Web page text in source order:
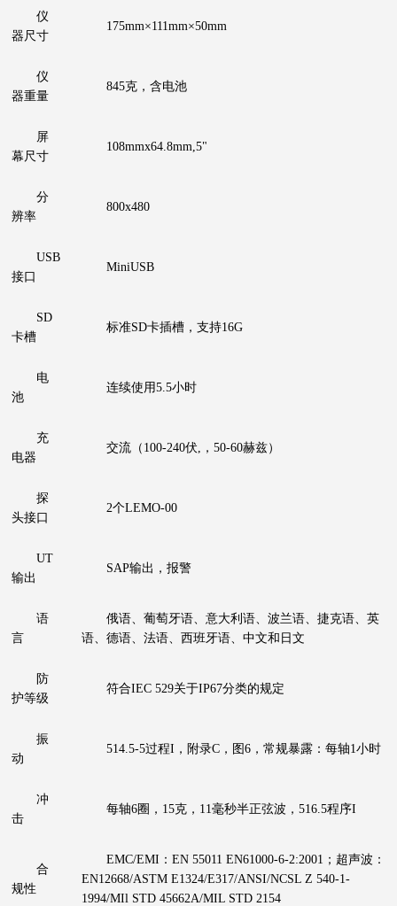
仪
器尺寸
175mm×111mm×50mm
仪
器重量
845克，含电池
屏
幕尺寸
108mmx64.8mm,5"
分
辨率
800x480
USB
接口
MiniUSB
SD
卡槽
标准SD卡插槽，支持16G
电
池
连续使用5.5小时
充
电器
交流（100-240伏,，50-60赫兹）
探
头接口
2个LEMO-00
UT
输出
SAP输出，报警
语
言
俄语、葡萄牙语、意大利语、波兰语、捷克语、英
语、德语、法语、西班牙语、中文和日文
防
护等级
符合IEC 529关于IP67分类的规定
振
动
514.5-5过程I，附录C，图6，常规暴露：每轴1小时
冲
击
每轴6圈，15克，11毫秒半正弦波，516.5程序I
合
规性
EMC/EMI：EN 55011 EN61000-6-2:2001；超声波：
EN12668/ASTM E1324/E317/ANSI/NCSL Z 540-1-
1994/MIl STD 45662A/MIL STD 2154